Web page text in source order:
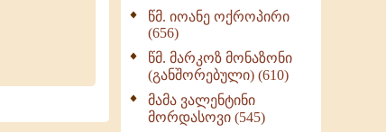
მონაზვნური
გამოცდილების
ოთხი ასეული თავი
სიყვარულის შესახებ
(259)
წმ. იოანე ოქროპირი
(656)
წმ. მარკოზ მონაზონი
(განშორებული) (610)
მამა ვალენტინი
მორდასოვი (545)